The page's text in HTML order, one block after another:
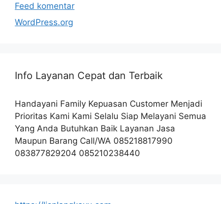
Feed komentar
WordPress.org
Info Layanan Cepat dan Terbaik
Handayani Family Kepuasan Customer Menjadi
Prioritas Kami Kami Selalu Siap Melayani Semua
Yang Anda Butuhkan Baik Layanan Jasa
Maupun Barang Call/WA 085218817990
083877829204 085210238440